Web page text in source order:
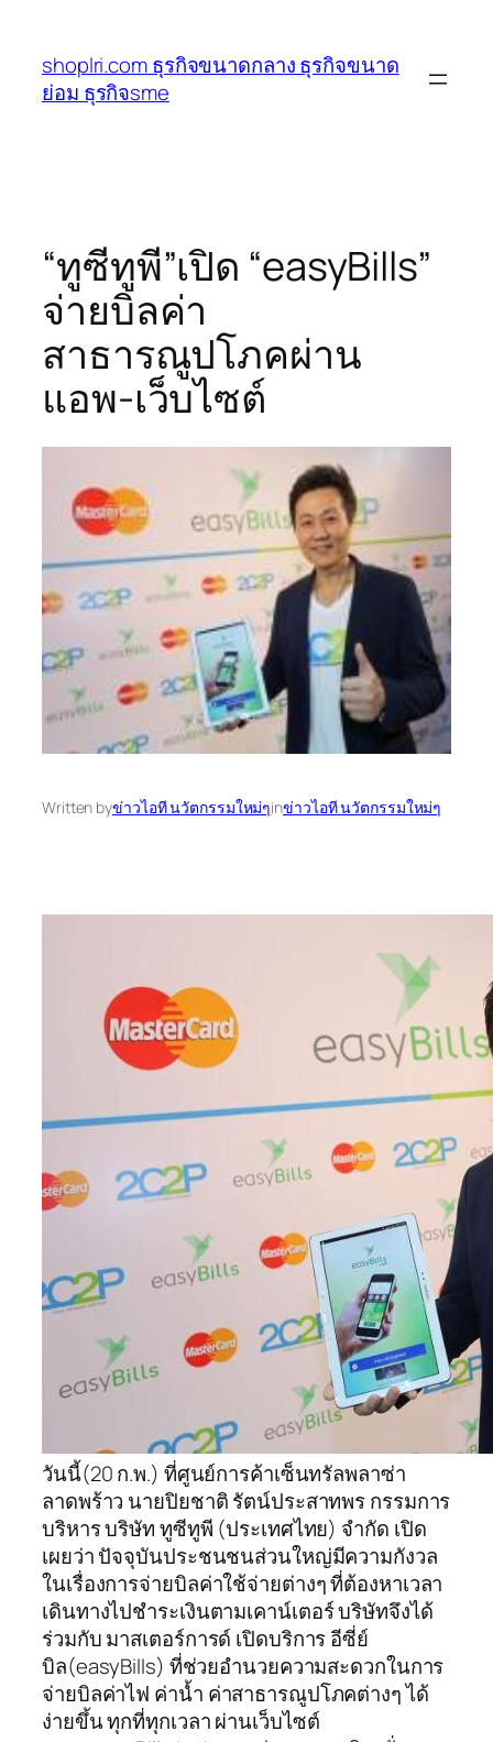
เนื้อหา
shoplri.com ธุรกิจขนาดกลาง ธุรกิจขนาด
ย่อม ธุรกิจsme
“ทูซีทูพี”เปิด “easyBills”
จ่ายบิลค่า
สาธารณูปโภคผ่าน
แอพ-เว็บไซต์
Written byข่าวไอที นวัตกรรมใหม่ๆinข่าวไอที นวัตกรรมใหม่ๆ
วันนี้(20 ก.พ.) ที่ศูนย์การค้าเซ็นทรัลพลาซ่า
ลาดพร้าว นายปิยชาติ รัตน์ประสาทพร กรรมการ
บริหาร บริษัท ทูซีทูพี (ประเทศไทย) จำกัด เปิด
เผยว่า ปัจจุบันประชนชนส่วนใหญ่มีความกังวล
ในเรื่องการจ่ายบิลค่าใช้จ่ายต่างๆ ที่ต้องหาเวลา
เดินทางไปชำระเงินตามเคาน์เตอร์ บริษัทจึงได้
ร่วมกับ มาสเตอร์การด์ เปิดบริการ อีซี่ย์
บิล(easyBills) ที่ช่วยอำนวยความสะดวกในการ
จ่ายบิลค่าไฟ ค่าน้ำ ค่าสาธารณูปโภคต่างๆ ได้
ง่ายขึ้น ทุกที่ทุกเวลา ผ่านเว็บไซต์